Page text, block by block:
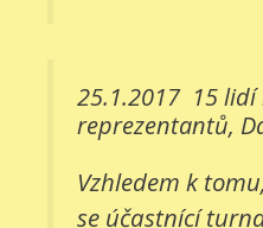
25.1.2017 15 lidí
reprezentantů,
Vzhledem k
se účastnící